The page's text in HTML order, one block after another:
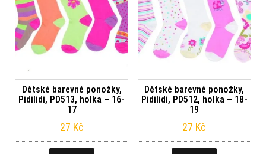
Dětské barevné ponožky,
Pidilidi, PD513, holka – 16-
17
27 Kč
Dětské barevné ponožky,
Pidilidi, PD512, holka – 18-
19
27 Kč